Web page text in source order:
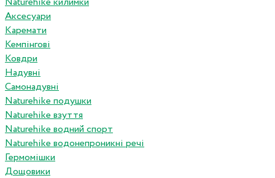
Аксесуари
Каремати
Кемпінгові
Ковдри
Надувні
Самонадувні
Naturehike подушки
Naturehike взуття
Naturehike водний спорт
Naturehike водонепроникні речі
Гермомішки
Дощовики